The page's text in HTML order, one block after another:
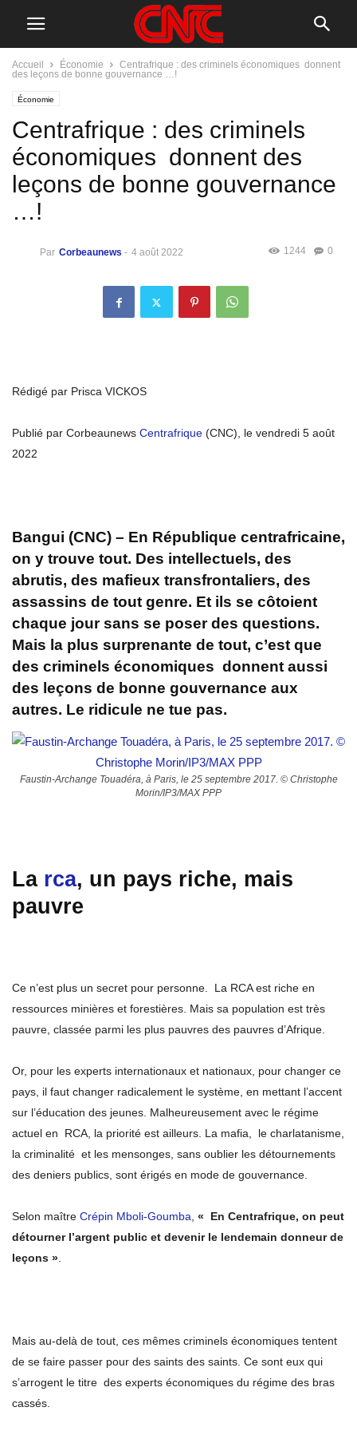
Accueil Économie
Centrafrique : des criminels économiques donnent
des leçons de bonne gouvernance …!
Économie
Centrafrique : des criminels
économiques donnent des
leçons de bonne gouvernance
…!
Par Corbeaunews - 4 août 2022 0
1244
Rédigé par Prisca VICKOS
Publié par Corbeaunews Centrafrique (CNC), le vendredi 5 août
2022
Bangui (CNC) – En République centrafricaine,
on y trouve tout. Des intellectuels, des
abrutis, des mafieux transfrontaliers, des
assassins de tout genre. Et ils se côtoient
chaque jour sans se poser des questions.
Mais la plus surprenante de tout, c’est que
des criminels économiques donnent aussi
des leçons de bonne gouvernance aux
autres. Le ridicule ne tue pas.
Faustin-Archange Touadéra, à Paris, le 25 septembre 2017. © Christophe
Morin/IP3/MAX PPP
La rca, un pays riche, mais
pauvre
Ce n’est plus un secret pour personne. La RCA est riche en
ressources minières et forestières. Mais sa population est très
pauvre, classée parmi les plus pauvres des pauvres d’Afrique.
Or, pour les experts internationaux et nationaux, pour changer ce
pays, il faut changer radicalement le système, en mettant l’accent
sur l’éducation des jeunes. Malheureusement avec le régime
actuel en RCA, la priorité est ailleurs. La mafia, le charlatanisme,
la criminalité et les mensonges, sans oublier les détournements
des deniers publics, sont érigés en mode de gouvernance.
Selon maître Crépin Mboli-Goumba, « En Centrafrique, on peut
détourner l’argent public et devenir le lendemain donneur de
leçons ».
Mais au-delà de tout, ces mêmes criminels économiques tentent
de se faire passer pour des saints des saints. Ce sont eux qui
s’arrogent le titre des experts économiques du régime des bras
cassés.